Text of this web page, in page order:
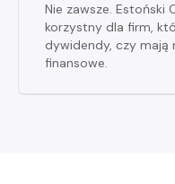
Nie zawsze. Estoński
korzystny dla firm,
dywidendy, czy mają
finansowe.